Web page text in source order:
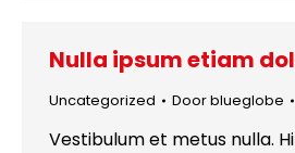
Nulla ipsum etiam
Uncategorized Doorblueglobe
Vestibulum et metus nulla.